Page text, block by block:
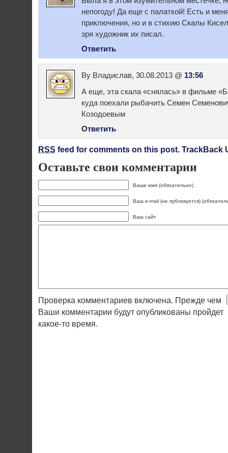
непогоду! Да еще с палаткой! Есть и
приключения, но и в стихию Скалы
зря художник их писал.
Ответить
By Владислав, 30.08.2013 @ 13:56
А еще, эта скала «снялась» в фильме
куда поехали рыбачить Семен
Козодоевым
Ответить
RSS feed for comments on this post. TrackBack
Оставьте свои комментарии
Ваше имя (обязательно)
Ваш e-mail (не публикуется)
Ваш сайт
Проверка комментариев включена. Прежде чем
Ваши комментарии будут опубликованы пройдет
какое-то время.